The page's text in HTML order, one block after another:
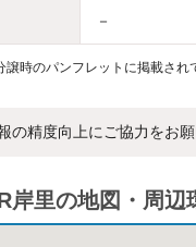
－
譲時のパンフレットに掲載さ
の精度向上にご協力をお
岸里の地図・周辺